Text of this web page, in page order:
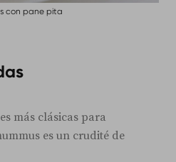
con pane pita
más clásicas para
es un crudité de